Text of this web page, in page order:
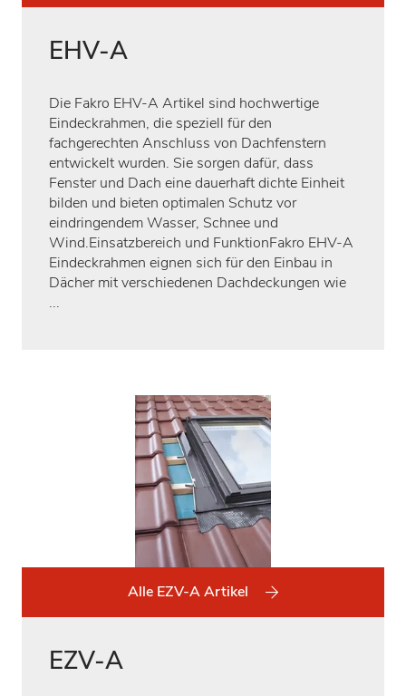
EHV-A
Die Fakro EHV-A Artikel sind hochwertige
Eindeckrahmen, die speziell für den
fachgerechten Anschluss von Dachfenstern
entwickelt wurden. Sie sorgen dafür, dass
Fenster und Dach eine dauerhaft dichte Einheit
bilden und bieten optimalen Schutz vor
eindringendem Wasser, Schnee und
Wind.Einsatzbereich und FunktionFakro EHV-A
Eindeckrahmen eignen sich für den Einbau in
Dächer mit verschiedenen Dachdeckungen wie
...
Alle EZV-A Artikel
EZV-A